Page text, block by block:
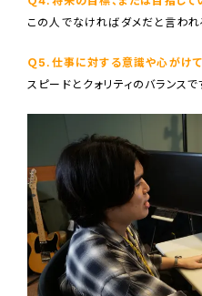
この人でなければダメだと言われ
Ｑ5.仕事に対する意識や心がけて
スピードとクォリティのバランスで